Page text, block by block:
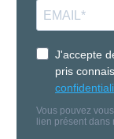
J'accepte
pris
Vous pouvez
lien présent dans